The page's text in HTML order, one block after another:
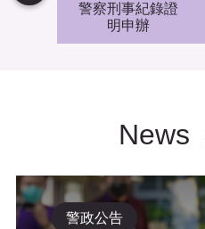
難專
警察刑事紀錄證
明申辦
News
警政公告